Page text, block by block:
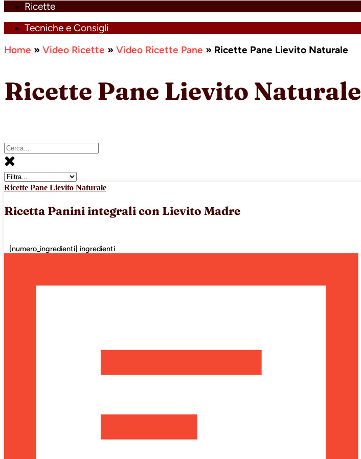
Ricette
Tecniche e Consigli
Home » Video Ricette » Video Ricette Pane » Ricette Pane Lievito Naturale
Ricette Pane Lievito Naturale
Ricette Pane Lievito Naturale
Ricetta Panini integrali con Lievito Madre
[numero_ingredienti] ingredienti